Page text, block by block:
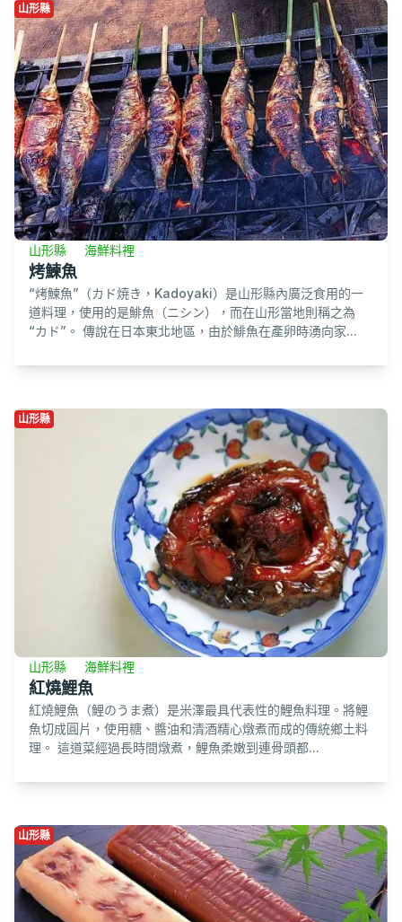
山形縣
山形縣 海鮮料裡
烤鰊魚
“烤鰊魚”（カド焼き，Kadoyaki）是山形縣內廣泛食用的一
道料理，使用的是鯡魚（ニシン），而在山形當地則稱之為
“カド”。 傳說在日本東北地區，由於鯡魚在產卵時湧向家...
山形縣
山形縣 海鮮料裡
紅燒鯉魚
紅燒鯉魚（鯉のうま煮）是米澤最具代表性的鯉魚料理。將鯉
魚切成圓片，使用糖、醬油和清酒精心燉煮而成的傳統鄉土料
理。 這道菜經過長時間燉煮，鯉魚柔嫩到連骨頭都...
山形縣